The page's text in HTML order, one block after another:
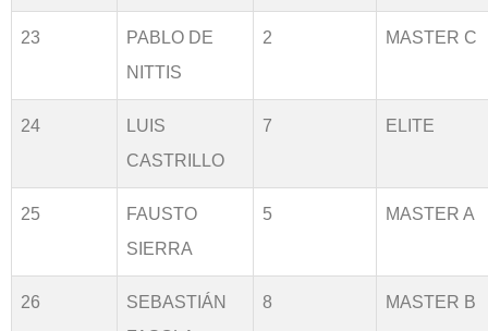
23
PABLO DE
NITTIS
2 MASTER C
24
LUIS
CASTRILLO
7 ELITE
25
FAUSTO
SIERRA
5 MASTER A
26
SEBASTIÁN
8 MASTER B